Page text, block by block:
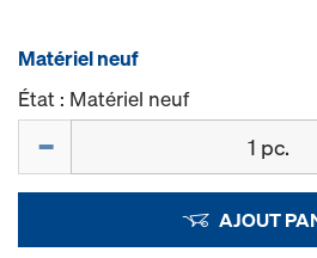
Matériel neuf
État : Matériel neuf
AJOUT